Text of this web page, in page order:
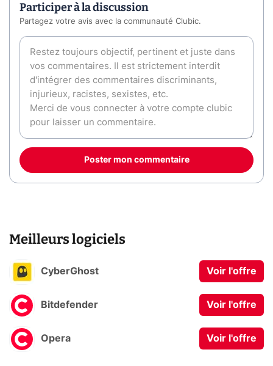
Participer à la discussion
Partagez votre avis avec la communauté Clubic.
Poster mon commentaire
Meilleurs logiciels
CyberGhost Voir l'offre
Bitdefender Voir l'offre
Opera Voir l'offre